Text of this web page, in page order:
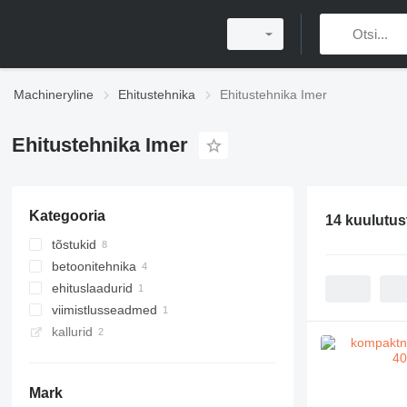
Machineryline Ehitustehnika Ehitustehnika Imer
Ehitustehnika Imer
Kategooria
tõstukid
käärtõstukid
poomtõstukid
betoonitehnika
betoonipumbad
betoonitehased
kompaktsed betoonitehased
statsionaarsed betoonipumbad
ehituslaadurid
minilaadurid
viimistlusseadmed
krohvimasinad
kallurid
Mark
14